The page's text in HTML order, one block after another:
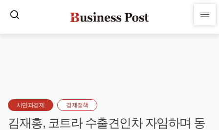
시민과경제 경제정책
김재홍, 코트라 수출견인차 자임하며 동